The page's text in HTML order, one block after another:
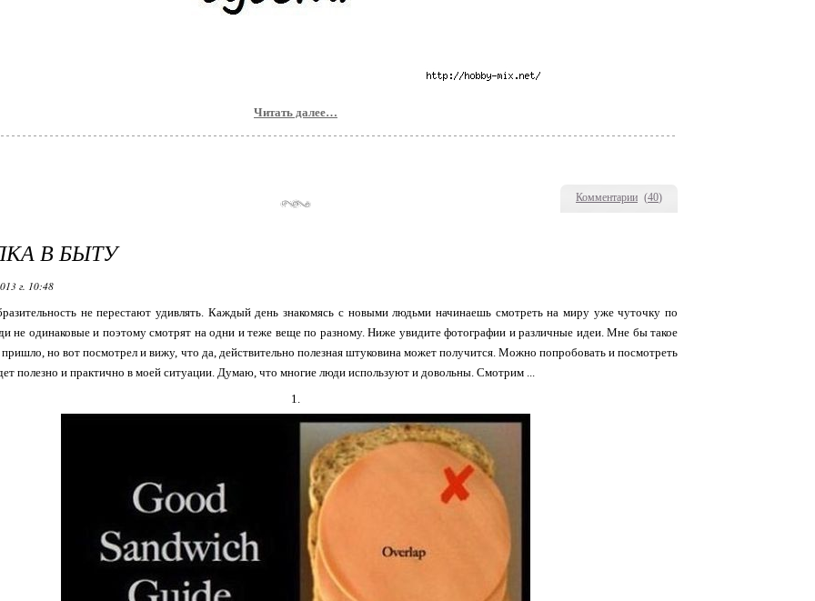
Комментарии (40)
Читать далее…
В БЫТУ
г. 10:48
не перестают удивлять. Каждый день знакомясь с новыми людьми начинаешь смотреть на миру уже чуточку по
не одинаковые и поэтому смотрят на одни и теже веще по разному. Ниже увидите фотографии и различные идеи. Мне бы такое
пришло, но вот посмотрел и вижу, что да, действительно полезная штуковина может получится. Можно попробовать и посмотреть
полезно и практично в моей ситуации. Думаю, что многие люди используют и довольны. Смотрим ...
1.